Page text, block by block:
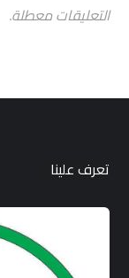
التعليقات معطلة.
تعرف علينا